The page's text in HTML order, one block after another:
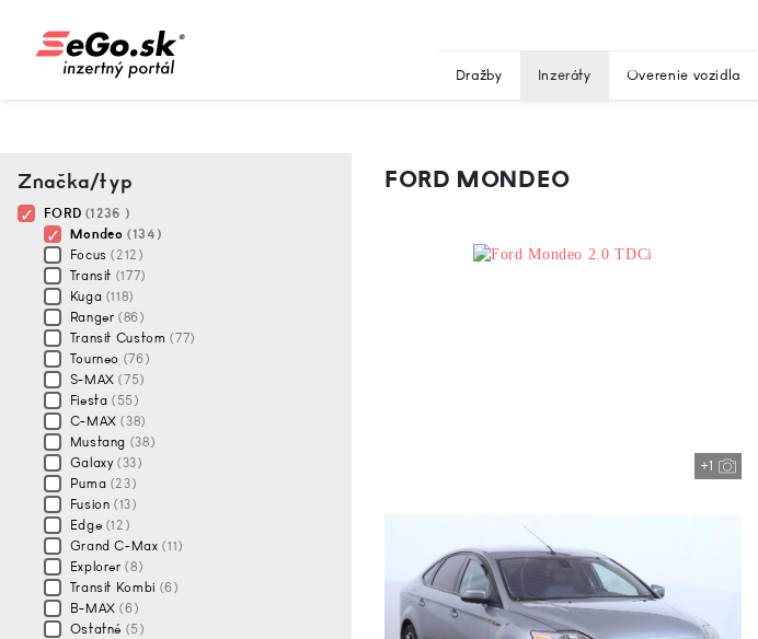
Dražby Inzeráty Overenie vozidla
Značka/typ
FORD (1236 )
Mondeo(134)
Focus(212)
Transit (177)
Kuga (118)
Ranger(86)
Transit Custom(77)
Tourneo (76)
S-MAX(75)
Fiesta(55)
C-MAX(38)
Mustang (38)
Galaxy(33)
Puma (23)
Fusion(13)
Edge (12)
Grand C-Max(11)
Explorer(8)
Transit Kombi (6)
B-MAX(6)
Ostatné (5)
FORD MONDEO
+1